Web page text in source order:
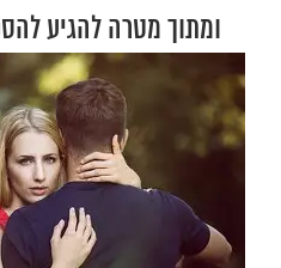
ומתוך מטרה להגיע